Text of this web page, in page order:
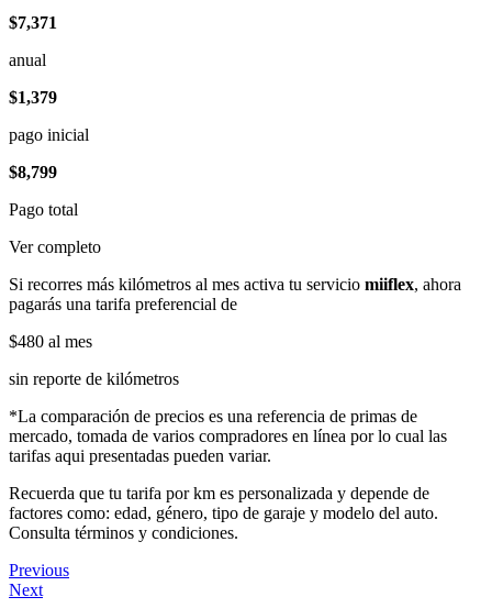
$7,371
anual
$1,379
pago inicial
$8,799
Pago total
Ver completo
Si recorres más kilómetros al mes activa tu servicio miiflex, ahora
pagarás una tarifa preferencial de
$480 al mes
sin reporte de kilómetros
*La comparación de precios es una referencia de primas de
mercado, tomada de varios compradores en línea por lo cual las
tarifas aqui presentadas pueden variar.
Recuerda que tu tarifa por km es personalizada y depende de
factores como: edad, género, tipo de garaje y modelo del auto.
Consulta términos y condiciones.
Previous
Next